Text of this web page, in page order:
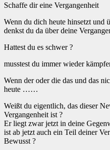
Schaffe dir eine Vergangenheit
Wenn du dich heute hinsetzt und
denkst du da über deine
Hattest du es schwer ?
musstest du immer wieder
Wenn der oder die das und das
heute ……
Weißt du eigentlich, das dieser
Vergangenheit ist ?
Er liegt zwar jetzt in deine
ist ab jetzt auch ein Teil deiner
Bewusst ?